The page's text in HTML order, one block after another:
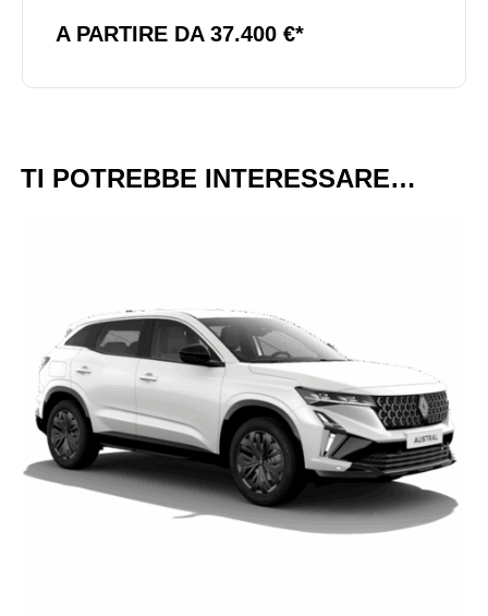
A PARTIRE DA 37.400 €*
TI POTREBBE INTERESSARE…